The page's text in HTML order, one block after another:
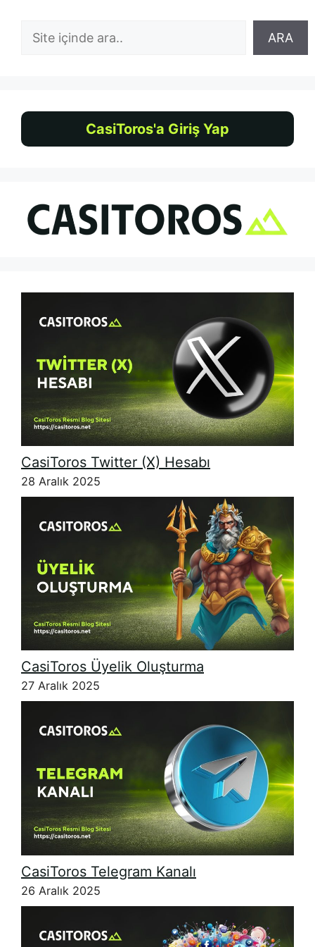
Ara
ARA
CasiToros'a Giriş Yap
CasiToros Twitter (X) Hesabı
28 Aralık 2025
CasiToros Üyelik Oluşturma
27 Aralık 2025
CasiToros Telegram Kanalı
26 Aralık 2025